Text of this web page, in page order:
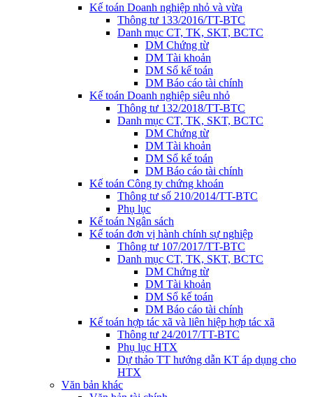
Kế toán Doanh nghiệp nhỏ và vừa
Thông tư 133/2016/TT-BTC
Danh mục CT, TK, SKT, BCTC
DM Chứng từ
DM Tài khoản
DM Sổ kế toán
DM Báo cáo tài chính
Kế toán Doanh nghiệp siêu nhỏ
Thông tư 132/2018/TT-BTC
Danh mục CT, TK, SKT, BCTC
DM Chứng từ
DM Tài khoản
DM Sổ kế toán
DM Báo cáo tài chính
Kế toán Công ty chứng khoán
Thông tư số 210/2014/TT-BTC
Phụ lục
Kế toán Ngân sách
Kế toán đơn vị hành chính sự nghiệp
Thông tư 107/2017/TT-BTC
Danh mục CT, TK, SKT, BCTC
DM Chứng từ
DM Tài khoản
DM Sổ kế toán
DM Báo cáo tài chính
Kế toán hợp tác xã và liên hiệp hợp tác xã
Thông tư 24/2017/TT-BTC
Phụ lục HTX
Dự thảo TT hướng dẫn KT áp dụng cho
HTX
Văn bản khác